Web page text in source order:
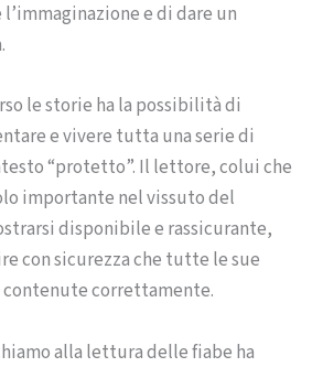
e di dare un
le storie ha la possibilità di
e vivere tutta una serie di
“protetto”. Il lettore, colui che
importante nel vissuto del
disponibile e rassicurante,
con sicurezza che tutte le sue
correttamente.
alla lettura delle fiabe ha